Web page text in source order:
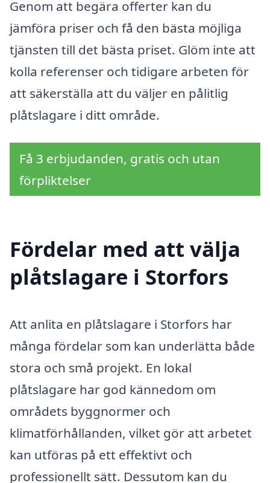
Genom att begära offerter kan du
jämföra priser och få den bästa möjliga
tjänsten till det bästa priset. Glöm inte att
kolla referenser och tidigare arbeten för
att säkerställa att du väljer en pålitlig
plåtslagare i ditt område.
Få 3 erbjudanden, gratis och utan
förpliktelser
Fördelar med att välja
plåtslagare i Storfors
Att anlita en plåtslagare i Storfors har
många fördelar som kan underlätta både
stora och små projekt. En lokal
plåtslagare har god kännedom om
områdets byggnormer och
klimatförhållanden, vilket gör att arbetet
kan utföras på ett effektivt och
professionellt sätt. Dessutom kan du